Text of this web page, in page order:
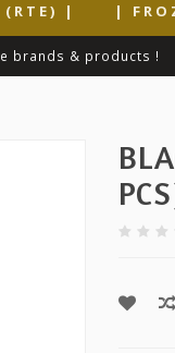
(RTE) | |
brands & products !